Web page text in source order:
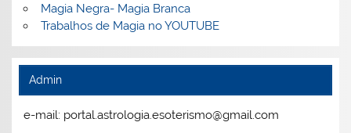
Magia Negra- Magia Branca
Trabalhos de Magia no YOUTUBE
Admin
e-mail: portal.astrologia.esoterismo@gmail.com